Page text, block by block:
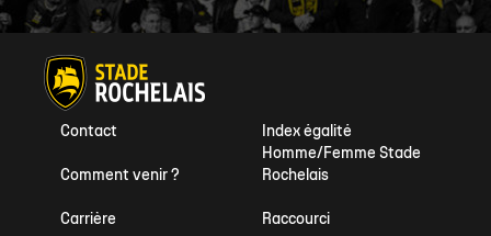
Index égalité
Homme/Femme Stade
Rochelais
Contact
Comment venir ?
Raccourci
Carrière